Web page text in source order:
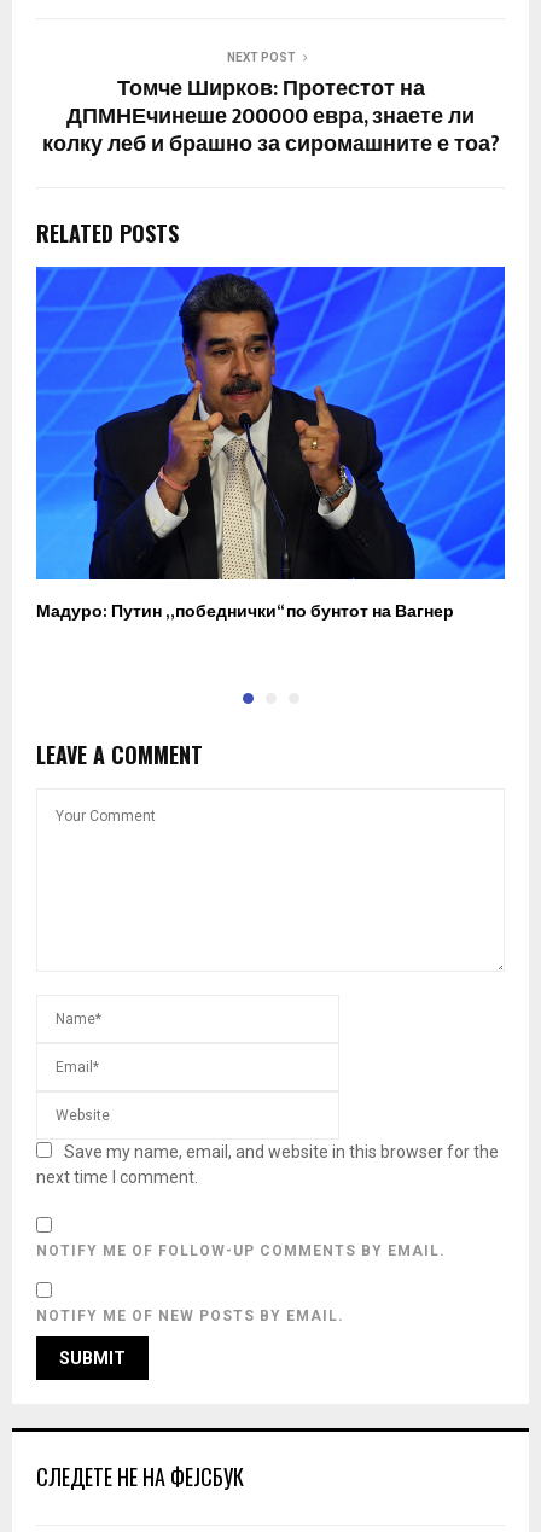
NEXT POST
Томче Ширков: Протестот на
ДПМНЕчинеше 200000 евра, знаете ли
колку леб и брашно за сиромашните е тоа?
RELATED POSTS
Мадуро: Путин „победнички“ по бунтот на Вагнер
LEAVE A COMMENT
Save my name, email, and website in this browser for the
next time I comment.
NOTIFY ME OF FOLLOW-UP COMMENTS BY EMAIL.
NOTIFY ME OF NEW POSTS BY EMAIL.
СЛЕДЕТЕ НЕ НА ФЕЈСБУК